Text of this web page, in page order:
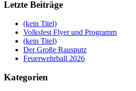
Letzte Beiträge
(kein Titel)
Volksfest Flyer und Programm
(kein Titel)
Der Große Rausputz
Feuerwehrball 2026
Kategorien